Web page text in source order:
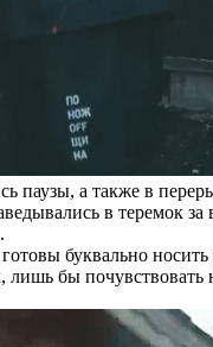
паузы, а также в
в теремок за
буквально носить
лишь бы почувствовать